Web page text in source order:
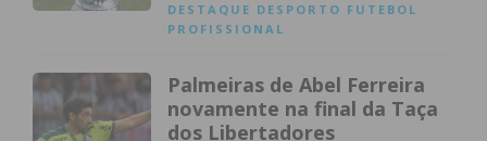
DESTAQUE DESPORTO FUTEBOL
PROFISSIONAL
Palmeiras de Abel Ferreira
novamente na final da Taça
dos Libertadores